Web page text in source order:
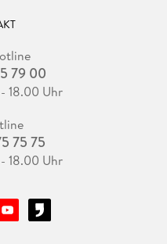
79 00
18.00 Uhr
75 75
18.00 Uhr